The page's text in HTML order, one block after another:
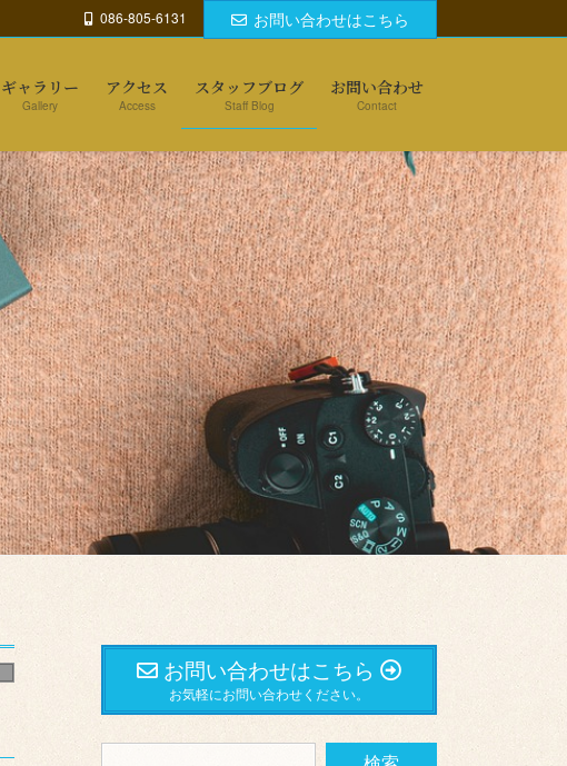
086-805-6131 お問い合わせはこちら
ギャラリー
Gallery
アクセス
Access
スタッフブログ
Staff Blog
お問い合わせ
Contact
お問い合わせはこちら
お気軽にお問い合わせください。